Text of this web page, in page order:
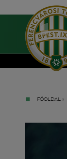
FŐOLDAL »